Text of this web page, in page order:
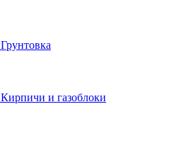
Грунтовка
Кирпичи и газоблоки